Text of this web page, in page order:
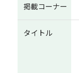
掲載コーナー
タイトル